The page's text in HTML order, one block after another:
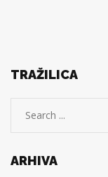
TRAŽILICA
ARHIVA